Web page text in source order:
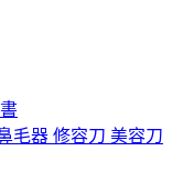
毛器 修容刀 美容刀